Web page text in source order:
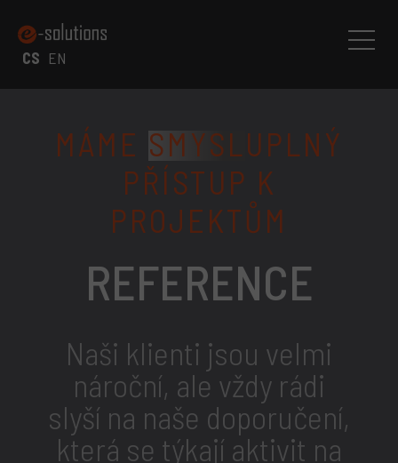
CS EN
MÁME SMYSL UPLNÝ
PŘÍSTUP K
PROJEKTŮM
REFERENCE
Naši klienti jsou velmi
nároční, ale vždy rádi
slyší na naše doporučení,
která se týkají aktivit na